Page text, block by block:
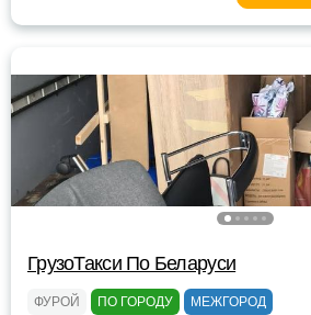
ГрузоТакси По Беларуси
ФУРОЙ ПО ГОРОДУ МЕЖГОРОД